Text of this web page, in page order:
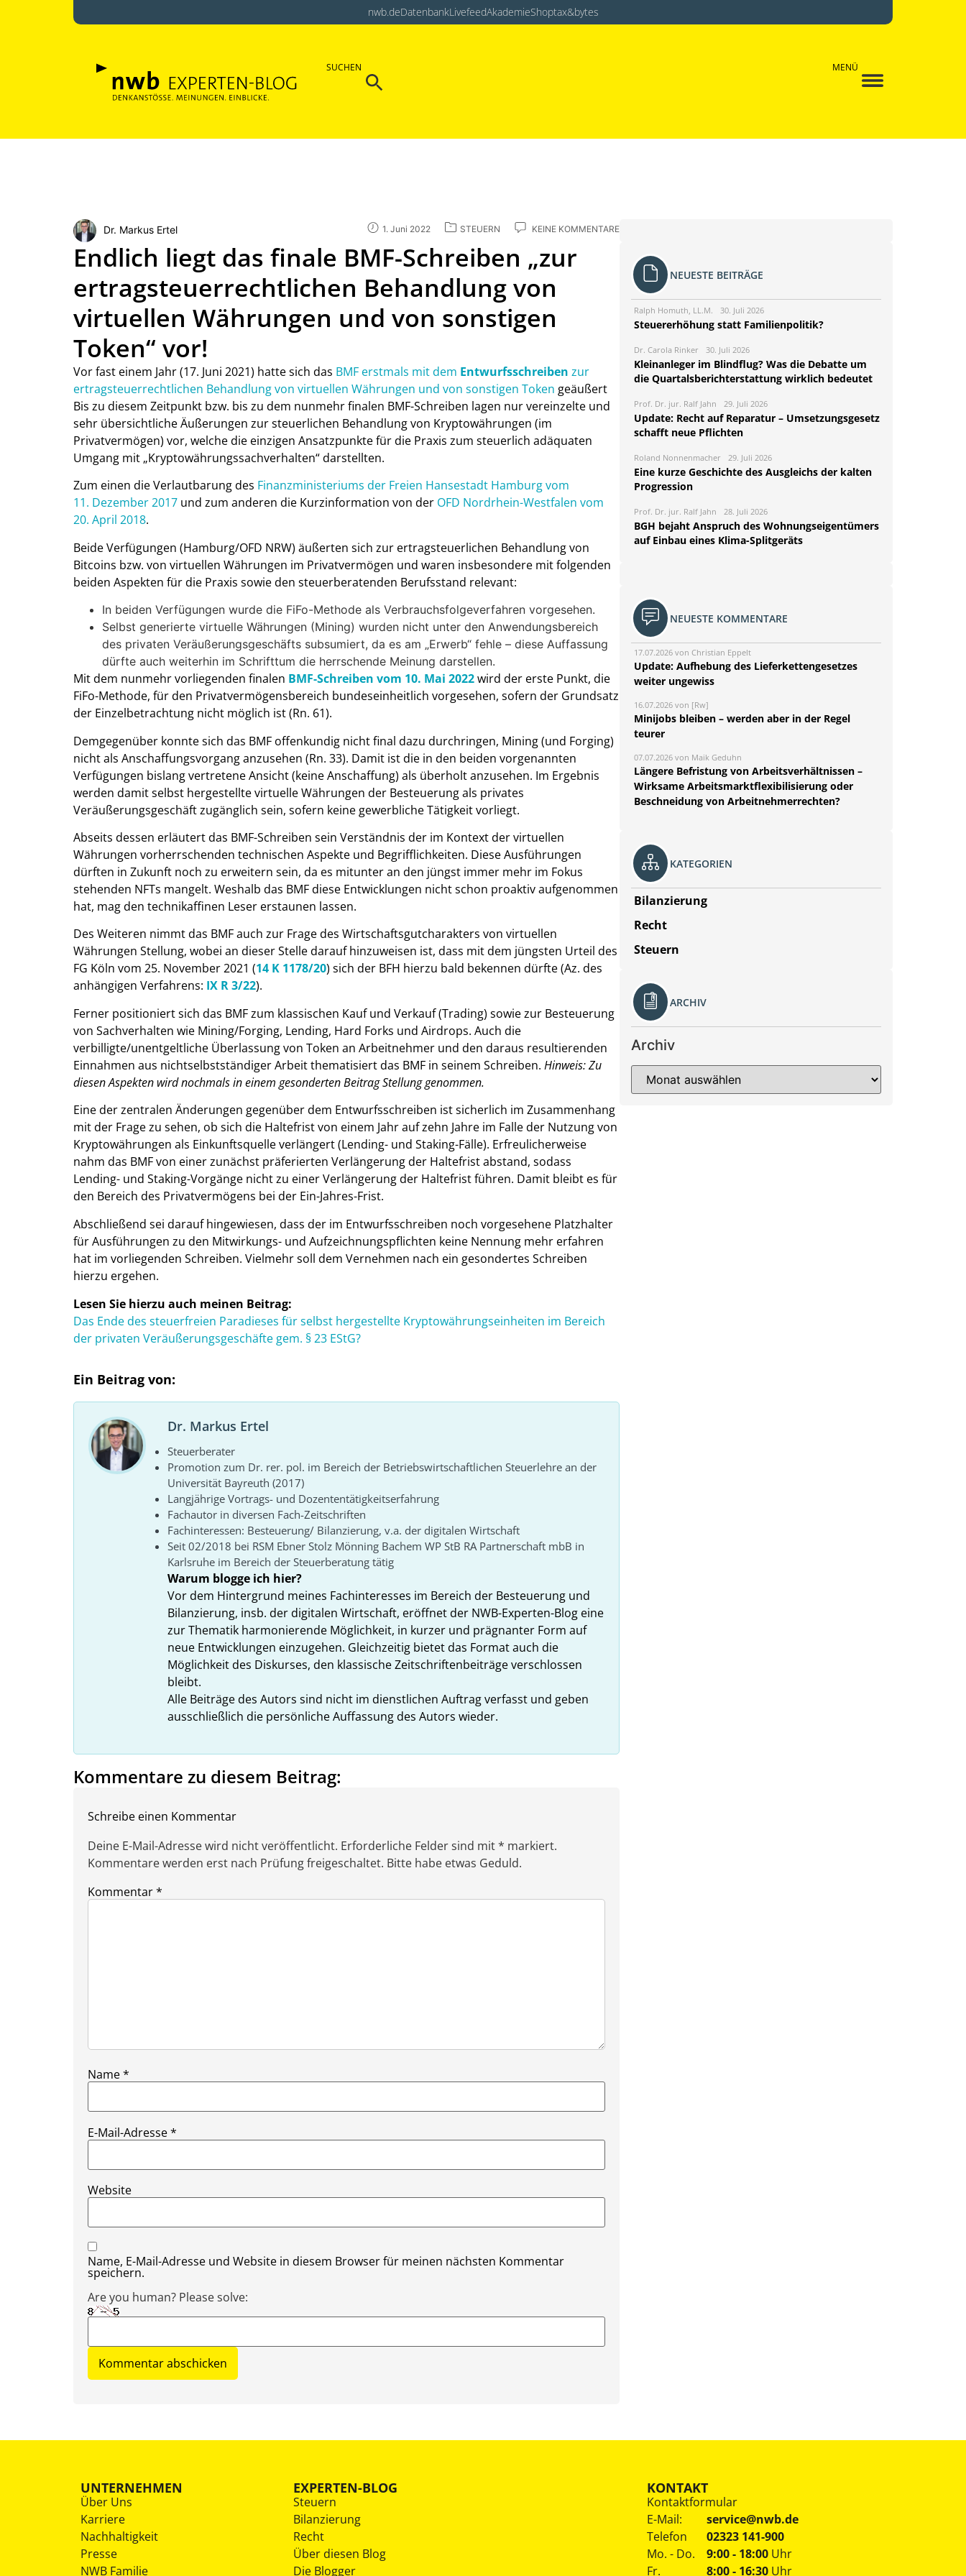
nwb.deDatenbankLivefeedAkademieShoptax&bytes
SUCHEN
Search
MENÜ
Dr. Markus Ertel 1. Juni 2022 STEUERN KEINE KOMMENTARE
Endlich liegt das finale BMF-Schreiben „zur
ertragsteuerrechtlichen Behandlung von
virtuellen Währungen und von sonstigen
Token“ vor!
Vor fast einem Jahr (17. Juni 2021) hatte sich das BMF erstmals mit dem Entwurfsschreiben zur
ertragsteuerrechtlichen Behandlung von virtuellen Währungen und von sonstigen Token geäußert
Bis zu diesem Zeitpunkt bzw. bis zu dem nunmehr finalen BMF-Schreiben lagen nur vereinzelte und
sehr übersichtliche Äußerungen zur steuerlichen Behandlung von Kryptowährungen (im
Privatvermögen) vor, welche die einzigen Ansatzpunkte für die Praxis zum steuerlich adäquaten
Umgang mit „Kryptowährungssachverhalten“ darstellten.
Zum einen die Verlautbarung des Finanzministeriums der Freien Hansestadt Hamburg vom
11. Dezember 2017 und zum anderen die Kurzinformation von der OFD Nordrhein-Westfalen vom
20. April 2018.
Beide Verfügungen (Hamburg/OFD NRW) äußerten sich zur ertragsteuerlichen Behandlung von
Bitcoins bzw. von virtuellen Währungen im Privatvermögen und waren insbesondere mit folgenden
beiden Aspekten für die Praxis sowie den steuerberatenden Berufsstand relevant:
In beiden Verfügungen wurde die FiFo-Methode als Verbrauchsfolgeverfahren vorgesehen.
Selbst generierte virtuelle Währungen (Mining) wurden nicht unter den Anwendungsbereich
des privaten Veräußerungsgeschäfts subsumiert, da es am „Erwerb“ fehle – diese Auffassung
dürfte auch weiterhin im Schrifttum die herrschende Meinung darstellen.
Mit dem nunmehr vorliegenden finalen BMF-Schreiben vom 10. Mai 2022wird der erste Punkt, die
FiFo-Methode, für den Privatvermögensbereich bundeseinheitlich vorgesehen, sofern der Grundsatz
der Einzelbetrachtung nicht möglich ist (Rn. 61).
Demgegenüber konnte sich das BMF offenkundig nicht final dazu durchringen, Mining (und Forging)
nicht als Anschaffungsvorgang anzusehen (Rn. 33). Damit ist die in den beiden vorgenannten
Verfügungen bislang vertretene Ansicht (keine Anschaffung) als überholt anzusehen. Im Ergebnis
werden damit selbst hergestellte virtuelle Währungen der Besteuerung als privates
Veräußerungsgeschäft zugänglich sein, sofern keine gewerbliche Tätigkeit vorliegt.
Abseits dessen erläutert das BMF-Schreiben sein Verständnis der im Kontext der virtuellen
Währungen vorherrschenden technischen Aspekte und Begrifflichkeiten. Diese Ausführungen
dürften in Zukunft noch zu erweitern sein, da es mitunter an den jüngst immer mehr im Fokus
stehenden NFTs mangelt. Weshalb das BMF diese Entwicklungen nicht schon proaktiv aufgenommen
hat, mag den technikaffinen Leser erstaunen lassen.
Des Weiteren nimmt das BMF auch zur Frage des Wirtschaftsgutcharakters von virtuellen
Währungen Stellung, wobei an dieser Stelle darauf hinzuweisen ist, dass mit dem jüngsten Urteil des
FG Köln vom 25. November 2021 (14 K 1178/20) sich der BFH hierzu bald bekennen dürfte (Az. des
anhängigen Verfahrens: IX R 3/22).
Ferner positioniert sich das BMF zum klassischen Kauf und Verkauf (Trading) sowie zur Besteuerung
von Sachverhalten wie Mining/Forging, Lending, Hard Forks und Airdrops. Auch die
verbilligte/unentgeltliche Überlassung von Token an Arbeitnehmer und den daraus resultierenden
Einnahmen aus nichtselbstständiger Arbeit thematisiert das BMF in seinem Schreiben. Hinweis: Zu
diesen Aspekten wird nochmals in einem gesonderten Beitrag Stellung genommen.
Eine der zentralen Änderungen gegenüber dem Entwurfsschreiben ist sicherlich im Zusammenhang
mit der Frage zu sehen, ob sich die Haltefrist von einem Jahr auf zehn Jahre im Falle der Nutzung von
Kryptowährungen als Einkunftsquelle verlängert (Lending- und Staking-Fälle). Erfreulicherweise
nahm das BMF von einer zunächst präferierten Verlängerung der Haltefrist abstand, sodass
Lending- und Staking-Vorgänge nicht zu einer Verlängerung der Haltefrist führen. Damit bleibt es für
den Bereich des Privatvermögens bei der Ein-Jahres-Frist.
Abschließend sei darauf hingewiesen, dass der im Entwurfsschreiben noch vorgesehene Platzhalter
für Ausführungen zu den Mitwirkungs- und Aufzeichnungspflichten keine Nennung mehr erfahren
hat im vorliegenden Schreiben. Vielmehr soll dem Vernehmen nach ein gesondertes Schreiben
hierzu ergehen.
Lesen Sie hierzu auch meinen Beitrag:
Das Ende des steuerfreien Paradieses für selbst hergestellte Kryptowährungseinheiten im Bereich
der privaten Veräußerungsgeschäfte gem. § 23 EStG?
Ein Beitrag von:
Dr. Markus Ertel
Steuerberater
Promotion zum Dr. rer. pol. im Bereich der Betriebswirtschaftlichen Steuerlehre an der
Universität Bayreuth (2017)
Langjährige Vortrags- und Dozententätigkeitserfahrung
Fachautor in diversen Fach-Zeitschriften
Fachinteressen: Besteuerung/ Bilanzierung, v.a. der digitalen Wirtschaft
Seit 02/2018 bei RSM Ebner Stolz Mönning Bachem WP StB RA Partnerschaft mbB in
Karlsruhe im Bereich der Steuerberatung tätig
Warum blogge ich hier?
Vor dem Hintergrund meines Fachinteresses im Bereich der Besteuerung und
Bilanzierung, insb. der digitalen Wirtschaft, eröffnet der NWB-Experten-Blog eine
zur Thematik harmonierende Möglichkeit, in kurzer und prägnanter Form auf
neue Entwicklungen einzugehen. Gleichzeitig bietet das Format auch die
Möglichkeit des Diskurses, den klassische Zeitschriftenbeiträge verschlossen
bleibt.
Alle Beiträge des Autors sind nicht im dienstlichen Auftrag verfasst und geben
ausschließlich die persönliche Auffassung des Autors wieder.
Kommentare zu diesem Beitrag:
Schreibe einen Kommentar
Deine E-Mail-Adresse wird nicht veröffentlicht. Erforderliche Felder sind mit * markiert.
Kommentare werden erst nach Prüfung freigeschaltet. Bitte habe etwas Geduld.
Kommentar*
Name*
E-Mail-Adresse*
Website
Name, E-Mail-Adresse und Website in diesem Browser für meinen nächsten Kommentar
speichern.
Are you human? Please solve:
NEUESTE BEITRÄGE
Ralph Homuth, LL.M. 30. Juli 2026
Steuererhöhung statt Familienpolitik?
Dr. Carola Rinker 30. Juli 2026
Kleinanleger im Blindflug? Was die Debatte um
die Quartalsberichterstattung wirklich bedeutet
Prof. Dr. jur. Ralf Jahn 29. Juli 2026
Update: Recht auf Reparatur – Umsetzungsgesetz
schafft neue Pflichten
Roland Nonnenmacher 29. Juli 2026
Eine kurze Geschichte des Ausgleichs der kalten
Progression
Prof. Dr. jur. Ralf Jahn 28. Juli 2026
BGH bejaht Anspruch des Wohnungseigentümers
auf Einbau eines Klima-Splitgeräts
NEUESTE KOMMENTARE
17.07.2026 von Christian Eppelt
Update: Aufhebung des Lieferkettengesetzes
weiter ungewiss
16.07.2026 von [Rw]
Minijobs bleiben – werden aber in der Regel
teurer
07.07.2026 von Maik Geduhn
Längere Befristung von Arbeitsverhältnissen –
Wirksame Arbeitsmarktflexibilisierung oder
Beschneidung von Arbeitnehmerrechten?
KATEGORIEN
Bilanzierung
Recht
Steuern
ARCHIV
Archiv
UNTERNEHMEN
Über Uns
Karriere
Nachhaltigkeit
Presse
NWB Familie
EXPERTEN-BLOG
Steuern
Bilanzierung
Recht
Über diesen Blog
Die Blogger
KONTAKT
Kontaktformular
E-Mail:
service@nwb.de
Telefon
02323 141-900
Mo. - Do.
Fr.
9:00 - 18:00 Uhr
8:00 - 16:30 Uhr